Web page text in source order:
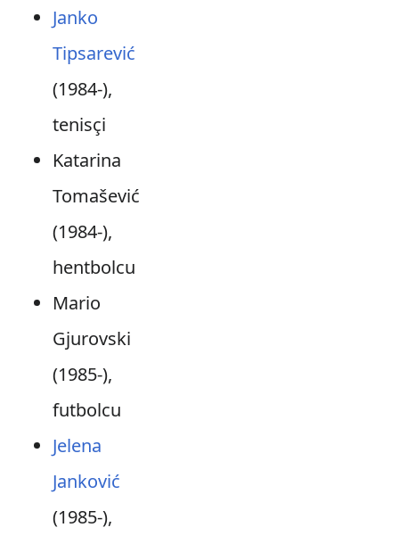
Janko
Tipsarević
(1984-),
tenisçi
Katarina
Tomašević
(1984-),
hentbolcu
Mario
Gjurovski
(1985-),
futbolcu
Jelena
Janković
(1985-),